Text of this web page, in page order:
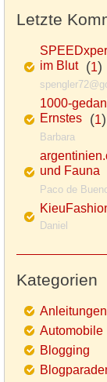
Letzte
im Blut(1)
1000-
Ernstes (1)
Barbara
und Fauna
Paco de
Daniel
Kategorien
Anleitungen
Automobile
Blogging